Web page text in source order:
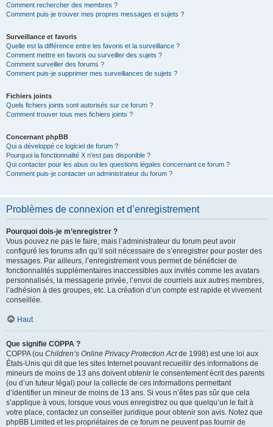
Comment rechercher des membres ?
Comment puis-je trouver mes propres messages et sujets ?
Surveillance et favoris
Quelle est la différence entre les favoris et la surveillance ?
Comment mettre en favoris ou surveiller des sujets ?
Comment surveiller des forums ?
Comment puis-je supprimer mes surveillances de sujets ?
Fichiers joints
Quels fichiers joints sont autorisés sur ce forum ?
Comment trouver tous mes fichiers joints ?
Concernant phpBB
Qui a développé ce logiciel de forum ?
Pourquoi la fonctionnalité X n’est pas disponible ?
Qui contacter pour les abus ou les questions légales concernant ce forum ?
Comment puis-je contacter un administrateur du forum ?
Problèmes de connexion et d’enregistrement
Pourquoi dois-je m’enregistrer ?
Vous pouvez ne pas le faire, mais l’administrateur du forum peut avoir
configuré les forums afin qu’il soit nécessaire de s’enregistrer pour poster des
messages. Par ailleurs, l’enregistrement vous permet de bénéficier de
fonctionnalités supplémentaires inaccessibles aux invités comme les avatars
personnalisés, la messagerie privée, l’envoi de courriels aux autres membres,
l’adhésion à des groupes, etc. La création d’un compte est rapide et vivement
conseillée.
Haut
Que signifie COPPA ?
COPPA (ou Children’s Online Privacy Protection Actde 1998) est une loi aux
États-Unis qui dit que les sites Internet pouvant recueillir des informations de
mineurs de moins de 13 ans doivent obtenir le consentement écrit des parents
(ou d’un tuteur légal) pour la collecte de ces informations permettant
d’identifier un mineur de moins de 13 ans. Si vous n’êtes pas sûr que cela
s’applique à vous, lorsque vous vous enregistrez ou que quelqu’un le fait à
votre place, contactez un conseiller juridique pour obtenir son avis. Notez que
phpBB Limited et les propriétaires de ce forum ne peuvent pas fournir de